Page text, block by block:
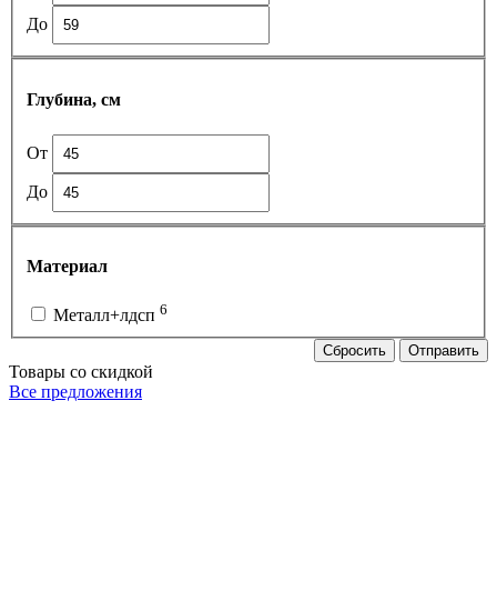
До
Глубина, см
От
До
Материал
Металл+лдсп 6
Сбросить Отправить
Товары со скидкой
Все предложения